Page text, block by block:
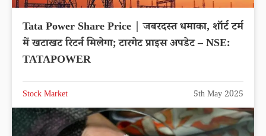
Tata Power Share Price | जबरदस्त धमाका, शॉर्ट टर्म
में खटाखट रिटर्न मिलेगा; टारगेट प्राइस अपडेट – NSE:
TATAPOWER
Stock Market 5th May 2025